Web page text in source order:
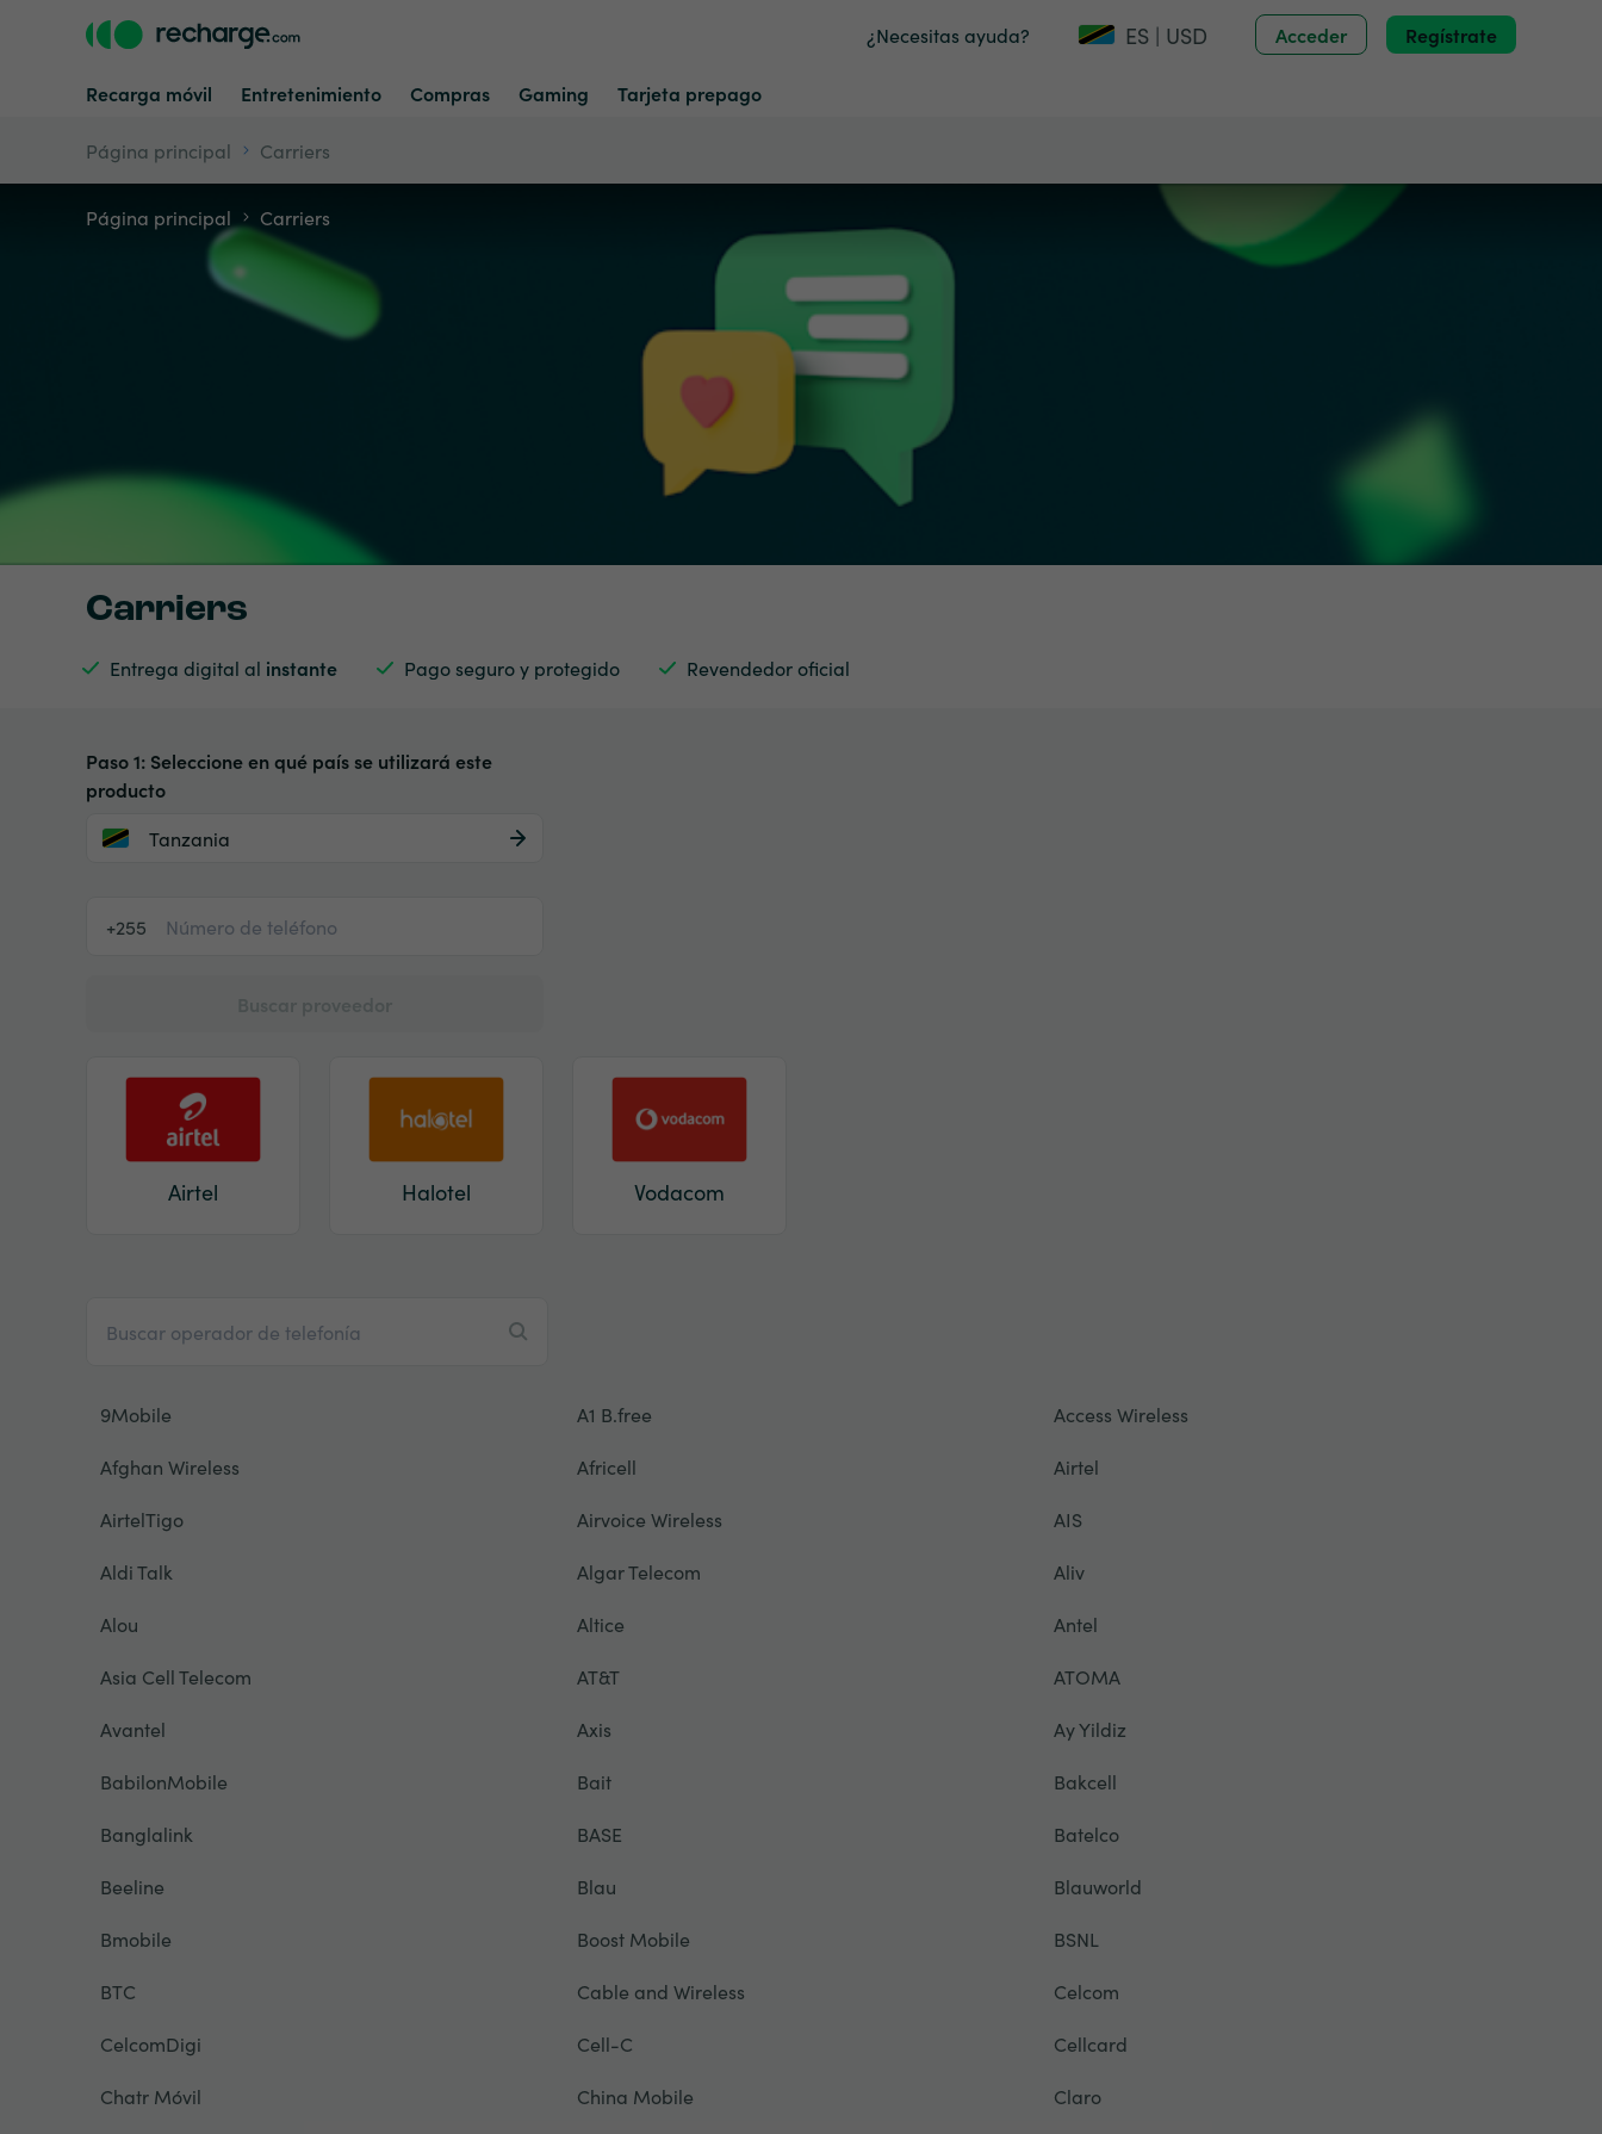
¿Necesitas ayuda? ES | USD Acceder Regístrate
Recarga móvil Entretenimiento Compras Gaming Tarjeta prepago
Página principal Carriers
Página principal Carriers
Carriers
Entrega digital al instante Pago seguro y protegido Revendedor oficial
Paso 1: Seleccione en qué país se utilizará este
producto
Tanzania
+255
Airtel Halotel Vodacom
9Mobile A1 B.free
Access Wireless
Afghan Wireless
Africell
Airtel
AirtelTigo
Airvoice Wireless
AIS
Aldi Talk
Algar Telecom
Aliv
Alou
Altice
Antel
Asia Cell Telecom
AT&T
ATOMA
Avantel
Axis
Ay Yildiz
BabilonMobile
Bait
Bakcell
Banglalink
BASE
Batelco
Beeline
Blau
Blauworld
Bmobile
Boost Mobile
BSNL
BTC
Cable and Wireless
Celcom
CelcomDigi
Cell-C
Cellcard
Chatr Móvil
China Mobile
Claro